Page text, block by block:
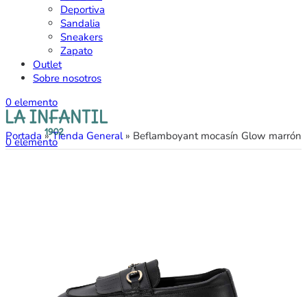
Deportiva
Sandalia
Sneakers
Zapato
Outlet
Sobre nosotros
0 elemento
0elemento
Portada »Tienda General» Beflamboyant mocasín Glow marrón